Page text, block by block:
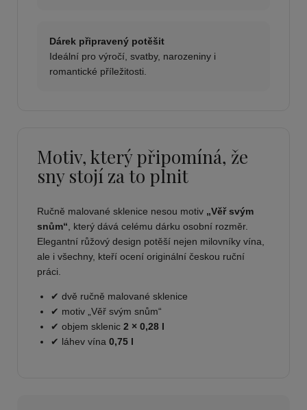
Dárek připravený potěšit
Ideální pro výročí, svatby, narozeniny i
romantické příležitosti.
Motiv, který připomíná, že
sny stojí za to plnit
Ručně malované sklenice nesou motiv „Věř svým
snům“ , který dává celému dárku osobní rozměr.
Elegantní růžový design potěší nejen milovníky vína,
ale i všechny, kteří ocení originální českou ruční
práci.
✔ dvě ručně malované sklenice
✔ motiv „Věř svým snům“
✔ objem sklenic 2 × 0,28 l
✔ láhev vína 0,75 l